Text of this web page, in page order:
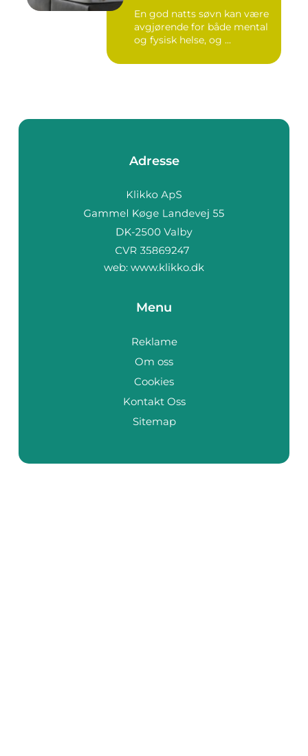
En god natts søvn kan være
avgjørende for både mental
og fysisk helse, og ...
Adresse
web: www.klikko.dk
Menu
Reklame
Om oss
Cookies
Kontakt Oss
Sitemap